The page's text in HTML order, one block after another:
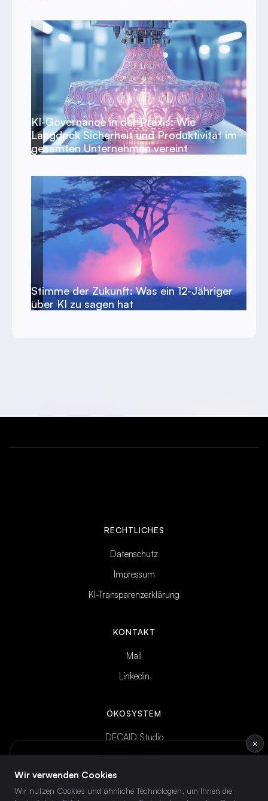
×
Wöchentliches KI-Briefing
Postfach.
KI-Governance in der Praxis: Wie
Langdock Sicherheit und Produktivität im
gesamten Unternehmen vereint
Stimme der Zukunft: Was ein 12-Jähriger
über KI zu sagen hat
RECHTLICHES
Datenschutz
Impressum
KI-Transparenzerklärung
KONTAKT
Mail
Linkedin
ÖKOSYSTEM
DECAID Studio
DECAID Academy
DECAID Community
Wir verwenden Cookies
Wir nutzen Cookies und ähnliche Technologien, um Ihnen die